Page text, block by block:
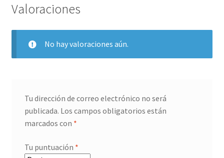
Valoraciones
No hay valoraciones aún.
Tu dirección de correo electrónico no será
publicada. Los campos obligatorios están
marcados con *
Tu puntuación *